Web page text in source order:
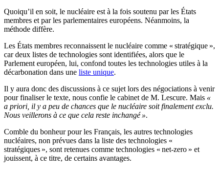
Quoiqu’il en soit, le nucléaire est à la fois soutenu par les États
membres et par les parlementaires européens. Néanmoins, la
méthode diffère.
Les États membres reconnaissent le nucléaire comme « stratégique »,
car deux listes de technologies sont identifiées, alors que le
Parlement européen, lui, confond toutes les technologies utiles à la
décarbonation dans une liste unique.
Il y aura donc des discussions à ce sujet lors des négociations à venir
pour finaliser le texte, nous confie le cabinet de M. Lescure. Mais «
a priori, il y a peu de chances que le nucléaire soit finalement exclu.
Nous veillerons à ce que cela reste inchangé ».
Comble du bonheur pour les Français, les autres technologies
nucléaires, non prévues dans la liste des technologies «
stratégiques », sont retenues comme technologies « net-zero » et
jouissent, à ce titre, de certains avantages.